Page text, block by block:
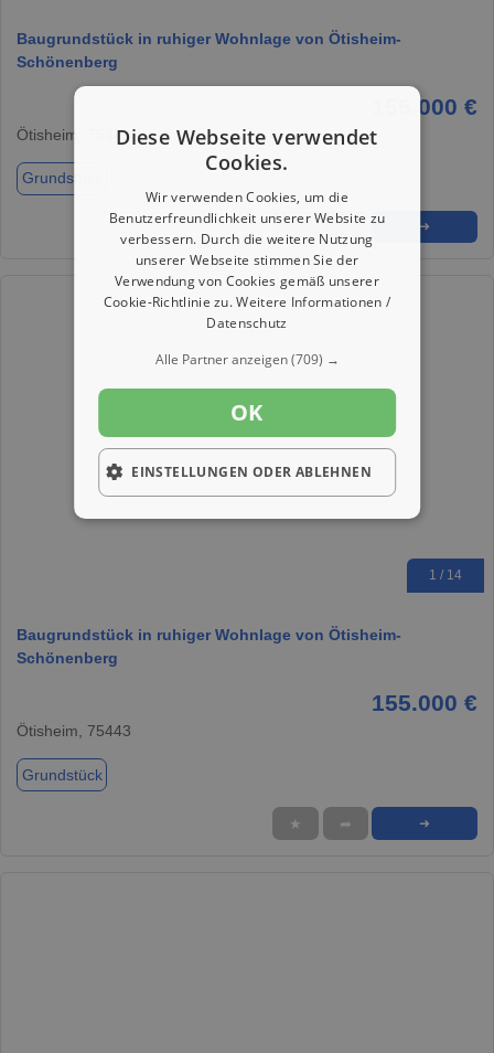
Baugrundstück in ruhiger Wohnlage von Ötisheim-
Schönenberg
155.000 €
Ötisheim, 75443
Grundstück
★ ➦ ➜
1 / 14
Baugrundstück in ruhiger Wohnlage von Ötisheim-
Schönenberg
155.000 €
Ötisheim, 75443
Grundstück
★ ➦ ➜
Diese Webseite verwendet
Cookies.
Wir verwenden Cookies, um die
Benutzerfreundlichkeit unserer Website zu
verbessern. Durch die weitere Nutzung
unserer Webseite stimmen Sie der
Verwendung von Cookies gemäß unserer
Cookie-Richtlinie zu.Weitere Informationen /
Datenschutz
Alle Partner anzeigen(709) →
OK
EINSTELLUNGEN ODER ABLEHNEN